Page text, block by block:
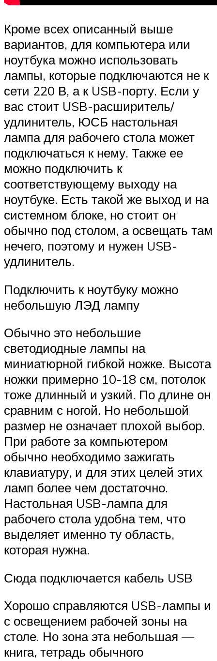
Кроме всех описанный выше
вариантов, для компьютера или
ноутбука можно использовать
лампы, которые подключаются не к
сети 220 В, а к USB-порту. Если у
вас стоит USB-расширитель/
удлинитель, ЮСБ настольная
лампа для рабочего стола может
подключаться к нему. Также ее
можно подключить к
соответствующему выходу на
ноутбуке. Есть такой же выход и на
системном блоке, но стоит он
обычно под столом, а освещать там
нечего, поэтому и нужен USB-
удлинитель.
Подключить к ноутбуку можно
небольшую ЛЭД лампу
Обычно это небольшие
светодиодные лампы на
миниатюрной гибкой ножке. Высота
ножки примерно 10-18 см, потолок
тоже длинный и узкий. По длине он
сравним с ногой. Но небольшой
размер не означает плохой выбор.
При работе за компьютером
обычно необходимо зажигать
клавиатуру, и для этих целей этих
ламп более чем достаточно.
Настольная USB-лампа для
рабочего стола удобна тем, что
выделяет именно ту область,
которая нужна.
Сюда подключается кабель USB
Хорошо справляются USB-лампы и
с освещением рабочей зоны на
столе. Но зона эта небольшая —
книга, тетрадь обычного